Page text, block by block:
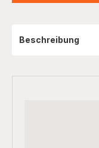
Beschreibung